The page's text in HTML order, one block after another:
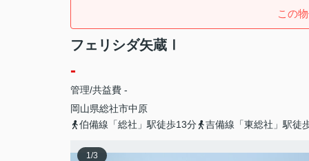
この
フェリシダ矢蔵Ⅰ
-
管理/共益費 -
岡山県総社市中原
伯備線「総社」駅徒歩13分
吉備線「東総社」駅徒
1/3